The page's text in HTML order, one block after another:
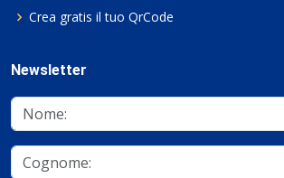
Crea gratis il tuo QrCode
Newsletter